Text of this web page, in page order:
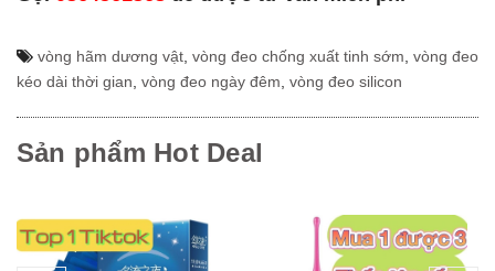
vòng hãm dương vật vòng đeo chống xuất tinh sớm vòng đeo
kéo dài thời gian vòng đeo ngày đêm vòng đeo silicon
Sản phẩm Hot Deal